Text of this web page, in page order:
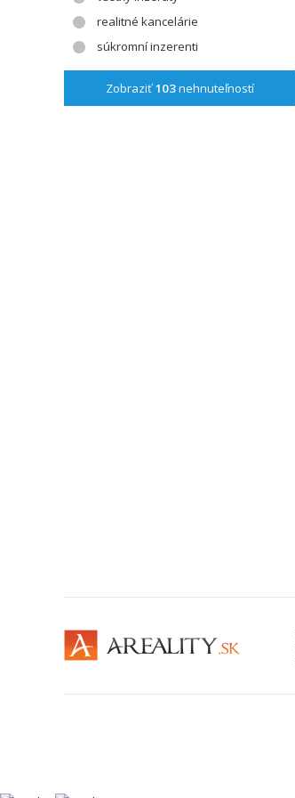
realitné kancelárie
súkromní inzerenti
Zobraziť103nehnuteľností